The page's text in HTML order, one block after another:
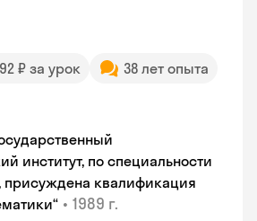
₽ за урок
38 лет опыта
институт, по специальности
присуждена квалификация
• 1989 г.